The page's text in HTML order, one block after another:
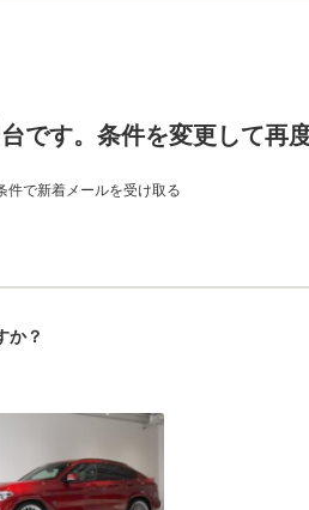
台です。条件を変更して再
件で新着メールを受け取る
か？